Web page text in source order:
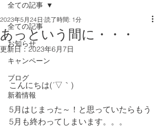
全ての記事
お知らせ
キャンペーン
ブログ
新着情報
全ての記事
あっという間に・・・
2023年5月24日 読了時間: 1分
更新日：2023年6月7日
こんにちは(´▽｀)
5月はじまった～！と思っていたらもう
5月も終わってしまいます。。。